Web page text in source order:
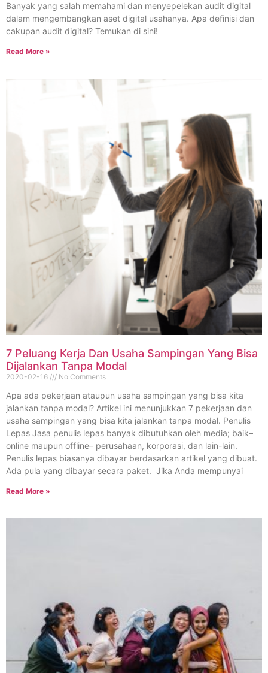
Banyak yang salah memahami dan menyepelekan audit digital
dalam mengembangkan aset digital usahanya. Apa definisi dan
cakupan audit digital? Temukan di sini!
Read More »
7 Peluang Kerja Dan Usaha Sampingan Yang Bisa
Dijalankan Tanpa Modal
2020-02-16 No Comments
Apa ada pekerjaan ataupun usaha sampingan yang bisa kita
jalankan tanpa modal? Artikel ini menunjukkan 7 pekerjaan dan
usaha sampingan yang bisa kita jalankan tanpa modal. Penulis
Lepas Jasa penulis lepas banyak dibutuhkan oleh media; baik–
online maupun offline– perusahaan, korporasi, dan lain-lain.
Penulis lepas biasanya dibayar berdasarkan artikel yang dibuat.
Ada pula yang dibayar secara paket. Jika Anda mempunyai
Read More »